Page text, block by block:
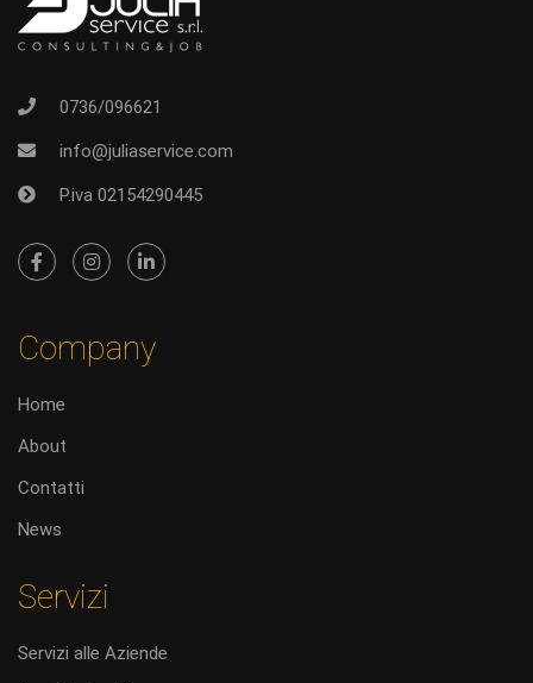
0736/096621
info@juliaservice.com
P.iva 02154290445
Company
Home
About
Contatti
News
Servizi
Servizi alle Aziende